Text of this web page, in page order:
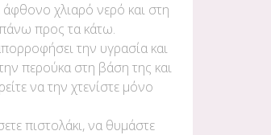
άφθονο χλιαρό νερό και στη
πάνω προς τα κάτω.
την υγρασία και
περούκα στη βάση της και
να την χτενίστε μόνο
πιστολάκι, να θυμάστε